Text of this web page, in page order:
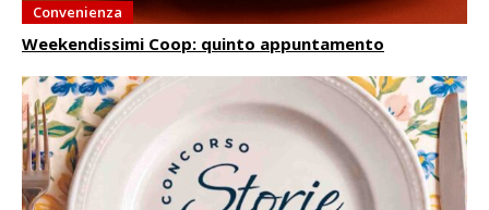
Convenienza
Weekendissimi Coop: quinto appuntamento